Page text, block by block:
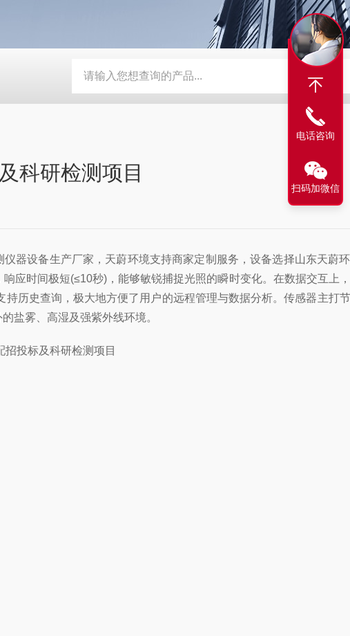
普勒流速仪 TW-WSD3数字式温湿度记录仪 TW-WSD1温湿度记
科研检测项目
仪器设备生产厂家，天蔚环境支持商家定制服务，设备选择山东天蔚
应时间极短(≤10秒)，能够敏锐捕捉光照的瞬时变化。在数据交互上
历史查询，极大地方便了用户的远程管理与数据分析。传感器主打
盐雾、高湿及强紫外线环境。
电话咨询
扫码加微信